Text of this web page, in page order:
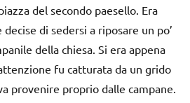
del secondo paesello. Era
di sedersi a riposare un po’
della chiesa. Si era appena
fu catturata da un grido
provenire proprio dalle campane.